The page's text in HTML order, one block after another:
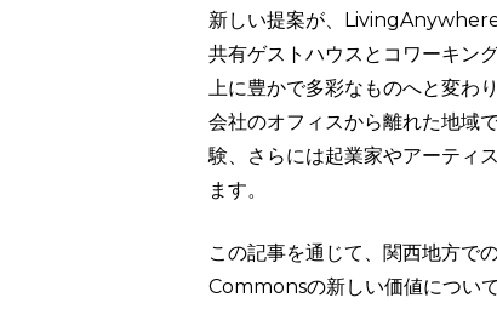
新しい提案が、
共有ゲストハウスとコワーキン
上に豊かで多彩なものへと変わり
会社のオフィスから離れた地域
験、さらには起業家やアーティ
ます。
この記事を通じて、関西地方
Commonsの新しい価値につい